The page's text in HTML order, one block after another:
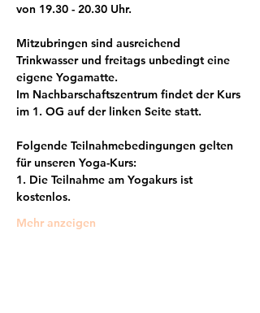
von 19.30 - 20.30 Uhr.
Mitzubringen sind ausreichend
Trinkwasser und freitags unbedingt eine
eigene Yogamatte.
Im Nachbarschaftszentrum findet der Kurs
im 1. OG auf der linken Seite statt.
Folgende Teilnahmebedingungen gelten
für unseren Yoga-Kurs:
1. Die Teilnahme am Yogakurs ist
kostenlos.
Mehr anzeigen